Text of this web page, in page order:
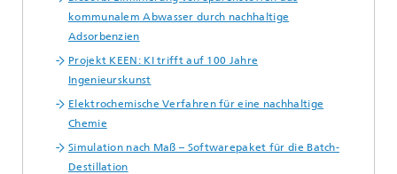
kommunalem Abwasser durch nachhaltige
Adsorbenzien
Projekt KEEN: KI trifft auf 100 Jahre
Ingenieurskunst
Elektrochemische Verfahren für eine nachhaltige
Chemie
Simulation nach Maß – Softwarepaket für die Batch-
Destillation